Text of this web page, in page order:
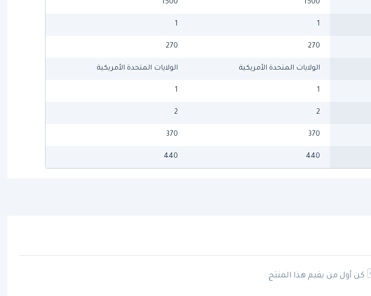
1500
1500
1
1
270
270
الولايات المتحدة الأمريكية الولايات المتحدة الأمريكية
1
1
2
2
370
370
440
440
كن أول من يقيم هذا المنتج